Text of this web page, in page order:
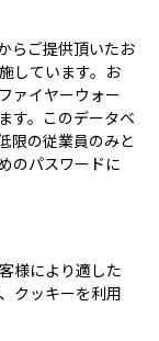
らご提供頂いたお
しています。お
ァイヤーウォー
す。このデータベ
限の従業員のみと
のパスワードに
様により適した
クッキーを利用